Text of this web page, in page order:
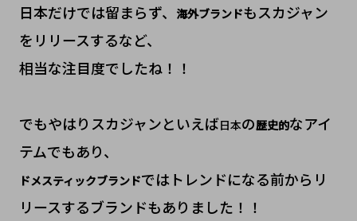
日本だけでは留まらず、
海外ブランドもスカジャン
をリリースするなど、
相当な注目度でしたね！！
でもやはりスカジャンといえば日本の歴史的なアイ
テムでもあり、
ドメスティックブランドではトレンドになる前からリ
リースするブランドもありました！！